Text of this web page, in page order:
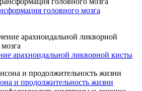
головного мозга
арахноидальной ликворной кисты
и продолжительность жизни